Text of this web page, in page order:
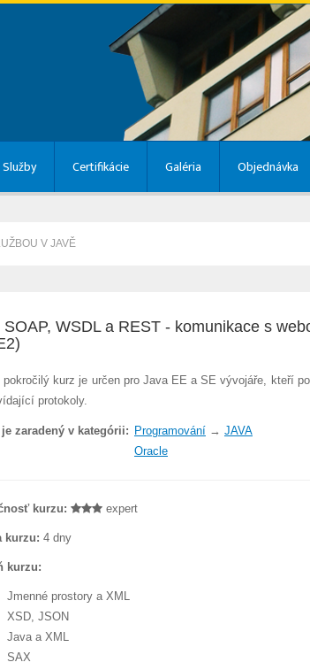
Služby Certifikácie Galéria Objednávka
V JAVĚ
SOAP, WSDL a REST - komunikace s
pokročilý kurz je určen pro Java EE a SE vývojáře, kteří
protokoly.
je zaradený v kategórii: Programování→ JAVA
Oracle
kurzu: expert
kurzu: 4 dny
kurzu:
Jmenné prostory a XML
XSD, JSON
Java a XML
SAX